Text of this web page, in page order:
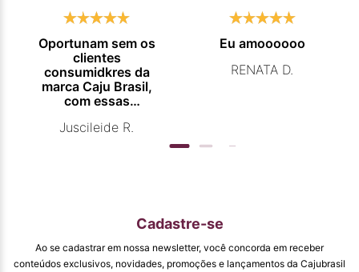
Oportunam sem os
clientes
consumidkres da
marca Caju Brasil,
com essas
promocionais de
qualidade que vcs
entregam. Parabéns
#
pormaiscampanhaspromorcionais.
Juscileide R.
Eu amoooooo
RENATA D.
Cadastre-se
Ao se cadastrar em nossa newsletter, você concorda em receber
conteúdos exclusivos, novidades, promoções e lançamentos da Cajubrasil